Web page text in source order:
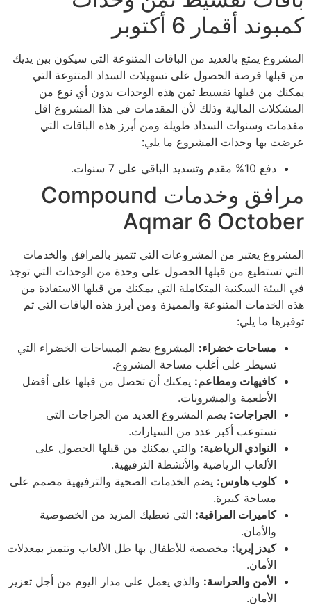
كمبوند أقمار 6 أكتوبر
المشروع يمتع بالعديد من الباقات المتنوعة التي سيكون بين يديك
من قبلها فرصة الحصول على تسهيلات السداد المتنوعة التي
يمكنك من قبلها تقسيط ثمن هذه الوحدات بدون أي نوع من
المشكلات المالية وذلك لأن المقدمات في هذا المشروع اقل
مقدمات وسنوات السداد طويلة ومن أبرز هذه الباقات التي
عرضت بها وحدات المشروع ما يلي:
دفع 10% مقدم وتسديد الباقي على 7 سنوات.
مرافق وخدمات Compound
Aqmar 6 October
المشروع يعتبر من المشروعات التي تتميز بالمرافق والخدمات
التي تستطيع من قبلها الحصول على وحدة من الوحدات التي توجد
في البيئة السكنية المتكاملة التي يمكنك من قبلها الاستفادة من
هذه الخدمات المتنوعة والمميزة ومن أبرز هذه الباقات التي تم
توفيرها ما يلي:
مساحات خضراء: المشروع يضم المساحات الخضراء التي
تسيطر على أغلب مساحة المشروع.
كافيهات ومطاعم: يمكنك أن تحصل من قبلها على أفضل
الأطعمة والمشروبات.
الجراجات: يضم المشروع العديد من الجراجات التي
تستوعب أكبر عدد من السيارات.
النوادي الرياضية: والتي يمكنك من قبلها الحصول على
الألعاب الرياضية والأنشطة الترفيهية.
كلوب هاوس: يضم الخدمات الصحية والترفيهية مصمم على
مساحة كبيرة.
كاميرات المراقبة: التي تعطيك المزيد من الخصوصية
والأمان.
كيدز إيريا: مخصصة للأطفال بها طل الألعاب وتتميز بمعدلات
الأمان.
الأمن والحراسة: والذي يعمل على مدار اليوم من أجل تعزيز
الأمان.